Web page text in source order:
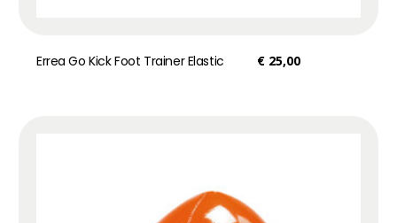
Errea Go Kick Foot Trainer Elastic €25,00